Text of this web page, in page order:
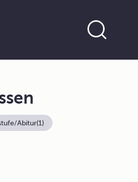
Abitur(1)